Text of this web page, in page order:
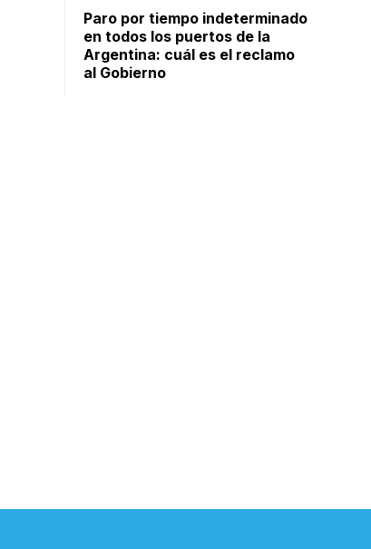
Paro por tiempo indeterminado
en todos los puertos de la
Argentina: cuál es el reclamo
al Gobierno